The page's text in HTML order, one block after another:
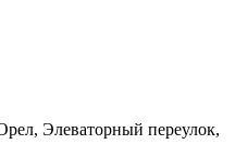
Элеваторный переулок,